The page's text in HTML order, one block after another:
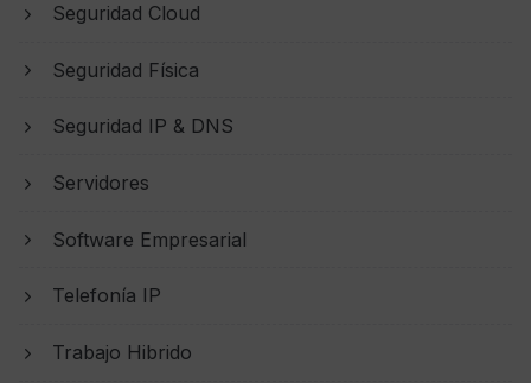
Seguridad Cloud
Seguridad Física
Seguridad IP & DNS
Servidores
Software Empresarial
Telefonía IP
Trabajo Hibrido